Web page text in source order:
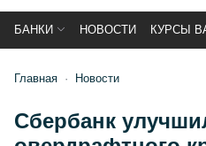
БАНКИ НОВОСТИ КУРСЫ
Главная Новости
Сбербанк